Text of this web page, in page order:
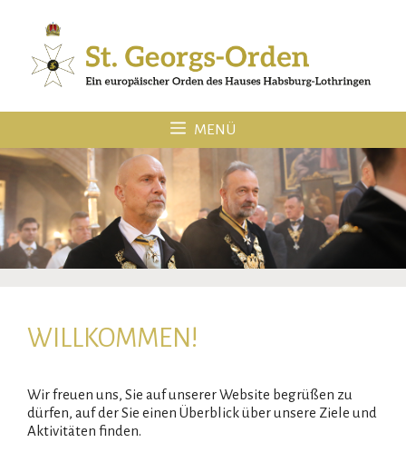
springen
MENÜ
WILLKOMMEN!
Wir freuen uns, Sie auf unserer Website begrüßen zu
dürfen, auf der Sie einen Überblick über unsere Ziele und
Aktivitäten finden.